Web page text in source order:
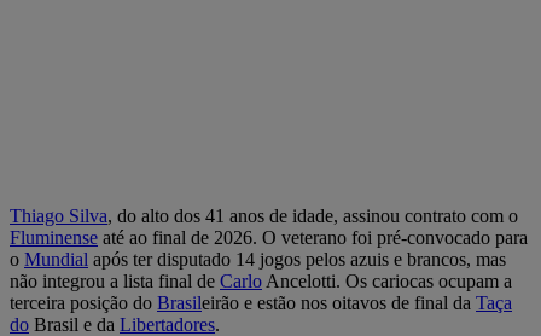
Thiago Silva, do alto dos 41 anos de idade, assinou contrato com o
Fluminense até ao final de 2026. O veterano foi pré-convocado para
o Mundial após ter disputado 14 jogos pelos azuis e brancos, mas
não integrou a lista final de Carlo Ancelotti. Os cariocas ocupam a
terceira posição do Brasileirão e estão nos oitavos de final da Taça
do Brasil e da Libertadores.